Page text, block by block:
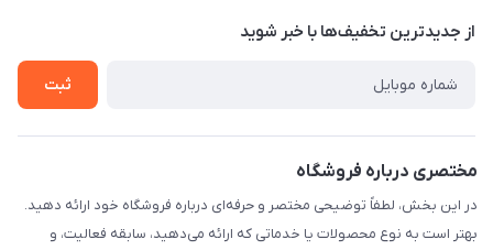
درباره ما
راهنما
از جدید‌ترین تخفیف‌ها با‌ خبر شوید
ثبت
مختصری درباره فروشگاه
در این بخش، لطفاً توضیحی مختصر و حرفه‌ای درباره فروشگاه خود ارائه دهید.
بهتر است به نوع محصولات یا خدماتی که ارائه می‌دهید، سابقه فعالیت، و